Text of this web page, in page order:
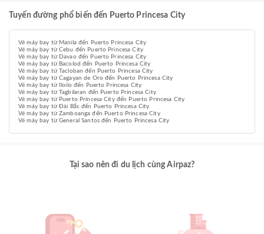
Tuyến đường phổ biến đến Puerto Princesa City
Vé máy bay từ Manila đến Puerto Princesa City
Vé máy bay từ Cebu đến Puerto Princesa City
Vé máy bay từ Davao đến Puerto Princesa City
Vé máy bay từ Bacolod đến Puerto Princesa City
Vé máy bay từ Tacloban đến Puerto Princesa City
Vé máy bay từ Cagayan de Oro đến Puerto Princesa City
Vé máy bay từ Iloilo đến Puerto Princesa City
Vé máy bay từ Tagbilaran đến Puerto Princesa City
Vé máy bay từ Puerto Princesa City đến Puerto Princesa City
Vé máy bay từ Đài Bắc đến Puerto Princesa City
Vé máy bay từ Zamboanga đến Puerto Princesa City
Vé máy bay từ General Santos đến Puerto Princesa City
Tại sao nên đi du lịch cùng Airpaz?